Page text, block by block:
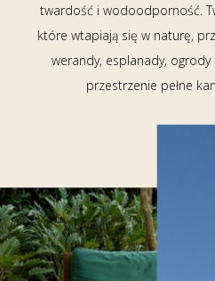
twardość i wodoodporność.
które wtapiają się w naturę,
werandy, esplanady,
przestrzenie pełne